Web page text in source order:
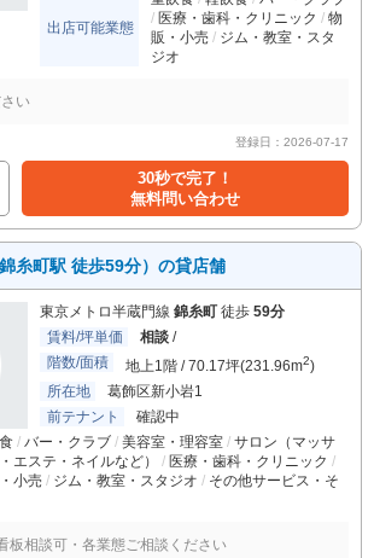
出店可能業態
医療・歯科・クリニック
物
販・小売
ジム・教室・スタ
ジオ
い
登録日：2026-07-17
30秒で完了！
無料問い合わせ
糸町駅 徒歩59分）の貸店舗
東京メトロ半蔵門線 錦糸町 徒歩 59分
賃料/坪単価
相談 /
階数/面積
地上1階 / 70.17坪(231.96m2)
所在地
葛飾区新小岩1
前テナント
確認中
バー・クラブ 美容室・理容室
サロン（マッサ
エステ・ネイルなど）
医療・歯科・クリニック
小売
ジム・教室・スタジオ
その他サービス・そ
板相談可・各業態ご相談ください